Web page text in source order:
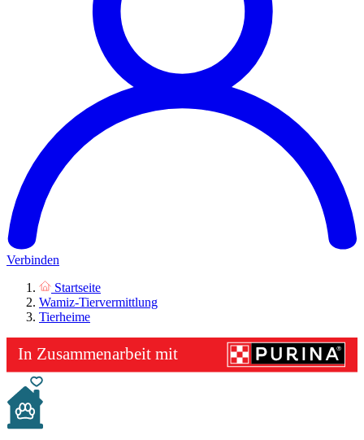
Verbinden
Startseite
Wamiz-Tiervermittlung
Tierheime